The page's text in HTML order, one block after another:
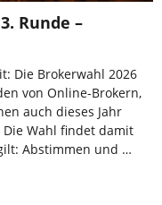
Runde –
Die Brokerwahl 2026
von Online-Brokern,
auch dieses Jahr
Wahl findet damit
Abstimmen und …